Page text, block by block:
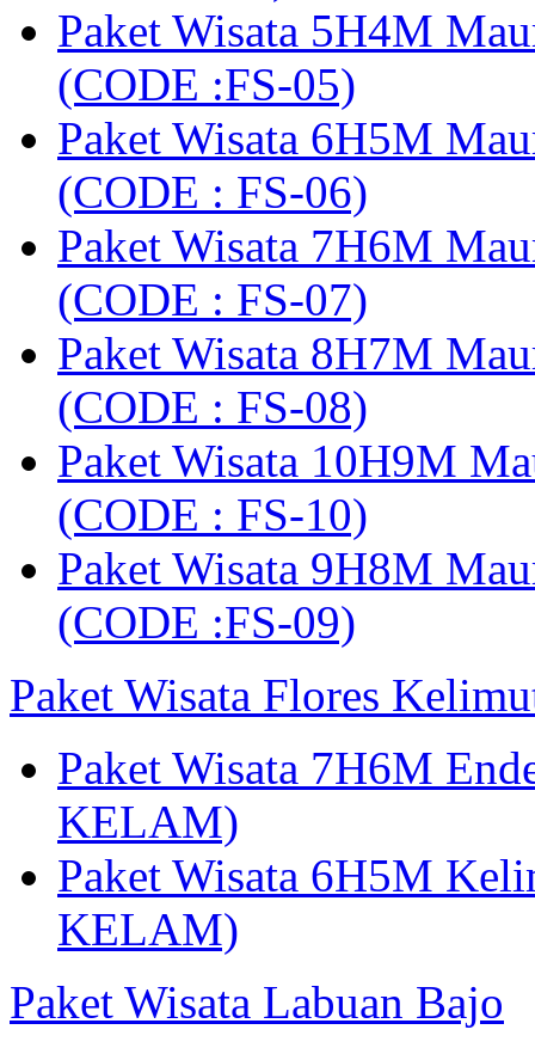
Paket Wisata 5H4M
(CODE :FS-05)
Paket Wisata 6H5M
(CODE : FS-06)
Paket Wisata 7H6M
(CODE : FS-07)
Paket Wisata 8H7M
(CODE : FS-08)
Paket Wisata 10H9M
(CODE : FS-10)
Paket Wisata 9H8M
(CODE :FS-09)
Paket Wisata Flores
Paket Wisata 7H6M
KELAM)
Paket Wisata 6H5M
KELAM)
Paket Wisata Labuan Bajo